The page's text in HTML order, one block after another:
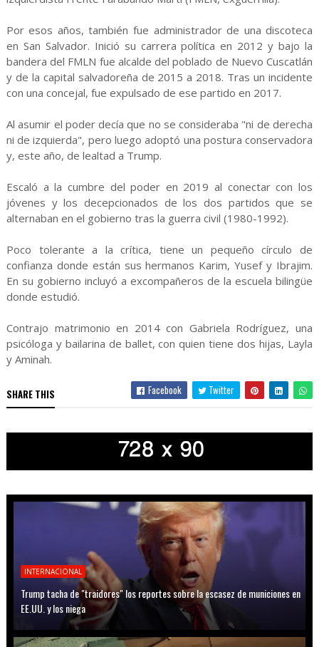
Por esos años, también fue administrador de una discoteca
en San Salvador. Inició su carrera política en 2012 y bajo la
bandera del FMLN fue alcalde del poblado de Nuevo Cuscatlán
y de la capital salvadoreña de 2015 a 2018. Tras un incidente
con una concejal, fue expulsado de ese partido en 2017.
Al asumir el poder decía que no se consideraba "ni de derecha
ni de izquierda", pero luego adoptó una postura conservadora
y, este año, de lealtad a Trump.
Escaló a la cumbre del poder en 2019 al conectar con los
jóvenes y los decepcionados de los dos partidos que se
alternaban en el gobierno tras la guerra civil (1980-1992).
Poco tolerante a la crítica, tiene un pequeño círculo de
confianza donde están sus hermanos Karim, Yusef y Ibrajim.
En su gobierno incluyó a excompañeros de la escuela bilingüe
donde estudió.
Contrajo matrimonio en 2014 con Gabriela Rodríguez, una
psicóloga y bailarina de ballet, con quien tiene dos hijas, Layla
y Aminah.
SHARE THIS Facebook Twitter
INTERNACIONAL
Trump tacha de "traidores" los reportes sobre la escasez de municiones en
EE.UU. y los niega